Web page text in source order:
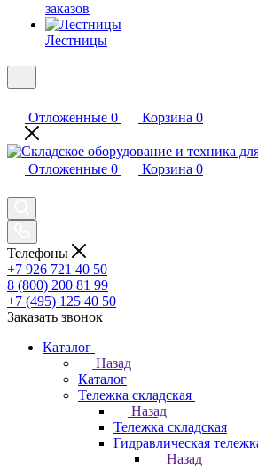
заказов
Лестницы
Отложенные 0 Корзина 0
Отложенные 0 Корзина 0
Телефоны
+7 926 721 40 50
8 (800) 200 81 99
+7 (495) 125 40 50
Заказать звонок
Каталог
Назад
Каталог
Тележка складская
Назад
Тележка складская
Гидравлическая
Назад